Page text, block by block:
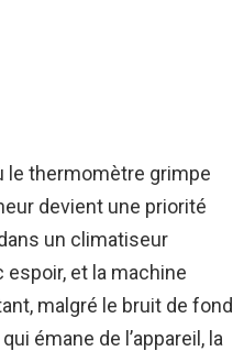
le thermomètre grimpe
devient une priorité
un climatiseur
espoir, et la machine
malgré le bruit de fond
émane de l’appareil, la